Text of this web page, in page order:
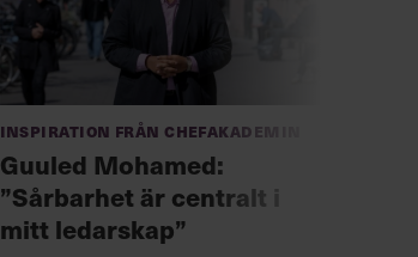
Inspiration från Chefakademin
Guuled Mohamed:
”Sårbarhet är centralt i
mitt ledarskap”